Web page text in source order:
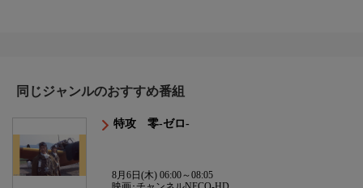
同じジャンルのおすすめ番組
特攻 零-ゼロ-
8月6日(木) 06:00～08:05